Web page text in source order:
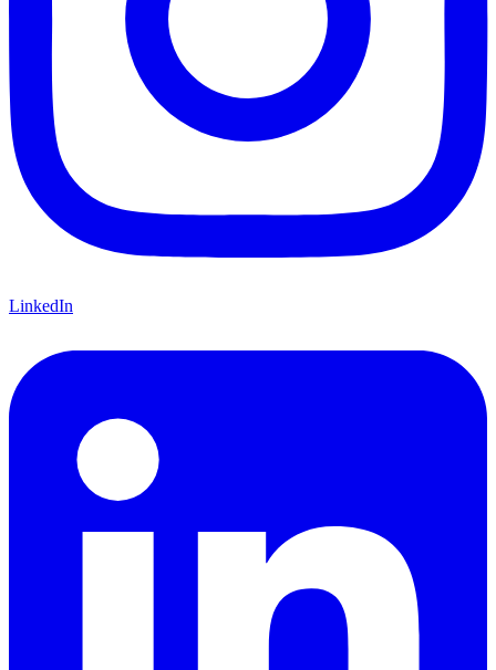
LinkedIn